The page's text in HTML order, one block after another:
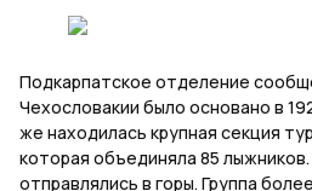
Подкарпатское отделение
Чехословакии было основано в
же находилась крупная секция
которая объединяла 85
отправлялись в горы. Группа